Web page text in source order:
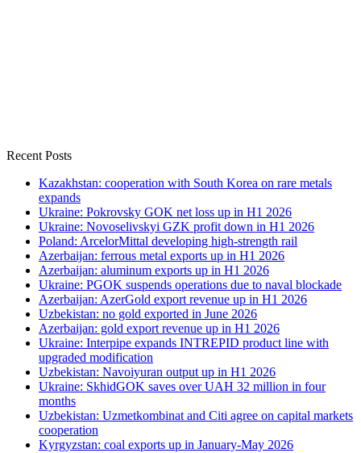
Recent Posts
Kazakhstan: cooperation with South Korea on rare metals
expands
Ukraine: Pokrovsky GOK net loss up in H1 2026
Ukraine: Novoselivskyi GZK profit down in H1 2026
Poland: ArcelorMittal developing high-strength rail
Azerbaijan: ferrous metal exports up in H1 2026
Azerbaijan: aluminum exports up in H1 2026
Ukraine: PGOK suspends operations due to naval blockade
Azerbaijan: AzerGold export revenue up in H1 2026
Uzbekistan: no gold exported in June 2026
Azerbaijan: gold export revenue up in H1 2026
Ukraine: Interpipe expands INTREPID product line with
upgraded modification
Uzbekistan: Navoiyuran output up in H1 2026
Ukraine: SkhidGOK saves over UAH 32 million in four
months
Uzbekistan: Uzmetkombinat and Citi agree on capital markets
cooperation
Kyrgyzstan: coal exports up in January-May 2026